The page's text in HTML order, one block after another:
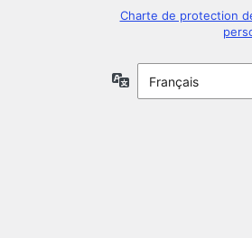
Charte de protection
Langue